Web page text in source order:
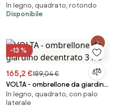
giardino palo centrale in legno
2 x 3 m
In legno, quadrato, rotondo
Disponibile
-13 %
165,2 €189,04 €
VOLTA - ombrellone da giardino
decentrato 3 x 3
In legno, quadrato, con palo
laterale